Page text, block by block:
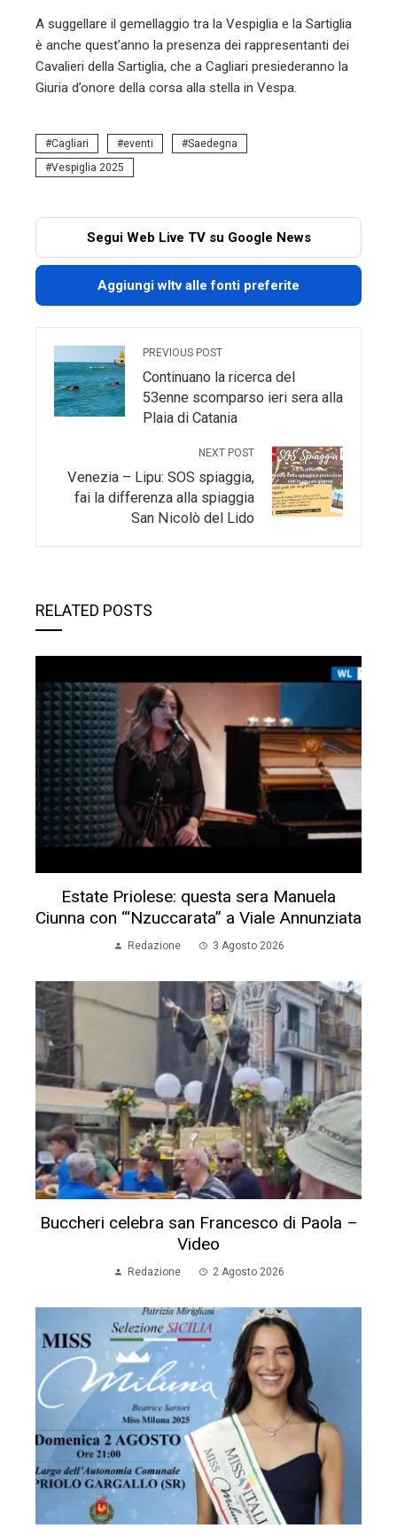
A suggellare il gemellaggio tra la Vespiglia e la Sartiglia
è anche quest’anno la presenza dei rappresentanti dei
Cavalieri della Sartiglia, che a Cagliari presiederanno la
Giuria d’onore della corsa alla stella in Vespa.
Cagliari eventi
Saedegna
Vespiglia 2025
Segui Web Live TV su Google News
Aggiungi wltv alle fonti preferite
PREVIOUS POST
Continuano la ricerca del
53enne scomparso ieri sera alla
Plaia di Catania
NEXT POST
Venezia – Lipu: SOS spiaggia,
fai la differenza alla spiaggia
San Nicolò del Lido
RELATED POSTS
Estate Priolese: questa sera Manuela
Ciunna con “‘Nzuccarata” a Viale Annunziata
Redazione 3 Agosto 2026
Buccheri celebra san Francesco di Paola –
Video
Redazione 2 Agosto 2026